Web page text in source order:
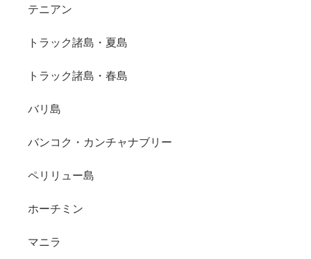
テニアン
トラック諸島・夏島
トラック諸島・春島
バリ島
バンコク・カンチャナブリー
ペリリュー島
ホーチミン
マニラ